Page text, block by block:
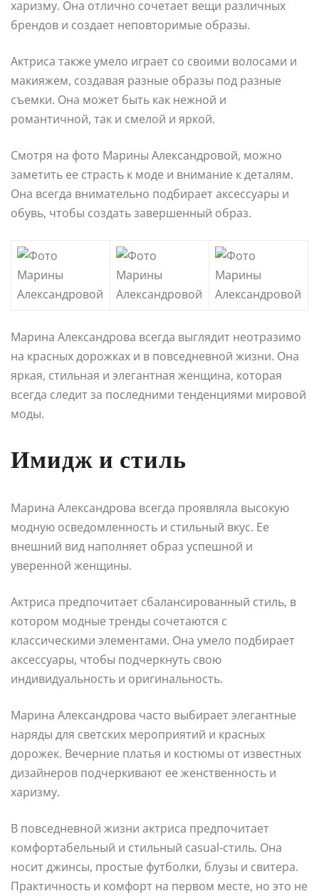
харизму. Она отлично сочетает вещи различных
брендов и создает неповторимые образы.
Актриса также умело играет со своими волосами и
макияжем, создавая разные образы под разные
съемки. Она может быть как нежной и
романтичной, так и смелой и яркой.
Смотря на фото Марины Александровой, можно
заметить ее страсть к моде и внимание к деталям.
Она всегда внимательно подбирает аксессуары и
обувь, чтобы создать завершенный образ.
Марина Александрова всегда выглядит неотразимо
на красных дорожках и в повседневной жизни. Она
яркая, стильная и элегантная женщина, которая
всегда следит за последними тенденциями мировой
моды.
Имидж и стиль
Марина Александрова всегда проявляла высокую
модную осведомленность и стильный вкус. Ее
внешний вид наполняет образ успешной и
уверенной женщины.
Актриса предпочитает сбалансированный стиль, в
котором модные тренды сочетаются с
классическими элементами. Она умело подбирает
аксессуары, чтобы подчеркнуть свою
индивидуальность и оригинальность.
Марина Александрова часто выбирает элегантные
наряды для светских мероприятий и красных
дорожек. Вечерние платья и костюмы от известных
дизайнеров подчеркивают ее женственность и
харизму.
В повседневной жизни актриса предпочитает
комфортабельный и стильный casual-стиль. Она
носит джинсы, простые футболки, блузы и свитера.
Практичность и комфорт на первом месте, но это не